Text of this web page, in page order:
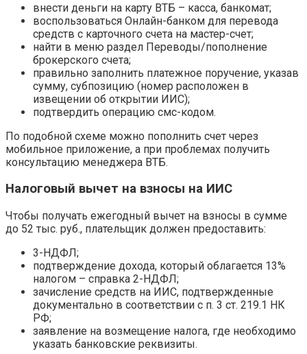
внести деньги на карту ВТБ – касса, банкомат;
воспользоваться Онлайн-банком для перевода
средств с карточного счета на мастер-счет;
найти в меню раздел Переводы/пополнение
брокерского счета;
правильно заполнить платежное поручение, указав
сумму, субпозицию (номер расположен в
извещении об открытии ИИС);
подтвердить операцию смс-кодом.
По подобной схеме можно пополнить счет через
мобильное приложение, а при проблемах получить
консультацию менеджера ВТБ.
Налоговый вычет на взносы на ИИС
Чтобы получать ежегодный вычет на взносы в сумме
до 52 тыс. руб., плательщик должен предоставить:
3-НДФЛ;
подтверждение дохода, который облагается 13%
налогом – справка 2-НДФЛ;
зачисление средств на ИИС, подтвержденные
документально в соответствии с п. 3 ст. 219.1 НК
РФ;
заявление на возмещение налога, где необходимо
указать банковские реквизиты.